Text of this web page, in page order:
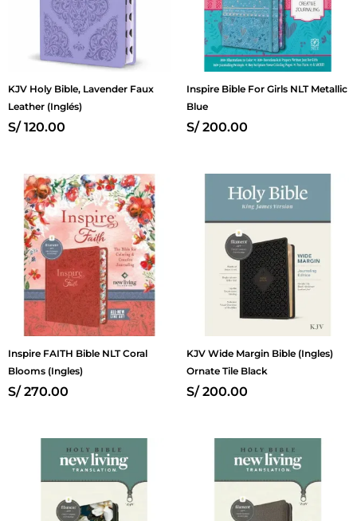
KJV Holy Bible, Lavender Faux
Leather (Inglés)
S/120.00
Inspire Bible For Girls NLT Metallic
Blue
S/200.00
Inspire FAITH Bible NLT Coral
Blooms (Ingles)
S/270.00
KJV Wide Margin Bible (Ingles)
Ornate Tile Black
S/200.00